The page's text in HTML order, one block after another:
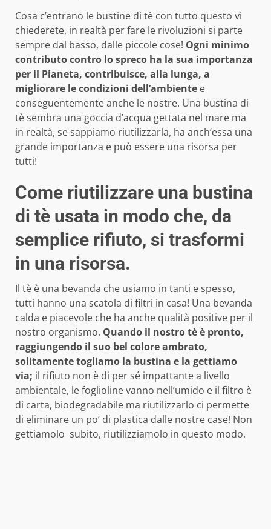
Cosa c’entrano le bustine di tè con tutto questo vi
chiederete, in realtà per fare le rivoluzioni si parte
sempre dal basso, dalle piccole cose! Ogni minimo
contributo contro lo spreco ha la sua importanza
per il Pianeta, contribuisce, alla lunga, a
migliorare le condizioni dell’ambiente e
conseguentemente anche le nostre. Una bustina di
tè sembra una goccia d’acqua gettata nel mare ma
in realtà, se sappiamo riutilizzarla, ha anch’essa una
grande importanza e può essere una risorsa per
tutti!
Come riutilizzare una bustina
di tè usata in modo che, da
semplice rifiuto, si trasformi
in una risorsa.
Il tè è una bevanda che usiamo in tanti e spesso,
tutti hanno una scatola di filtri in casa! Una bevanda
calda e piacevole che ha anche qualità positive per il
nostro organismo. Quando il nostro tè è pronto,
raggiungendo il suo bel colore ambrato,
solitamente togliamo la bustina e la gettiamo
via; il rifiuto non è di per sé impattante a livello
ambientale, le foglioline vanno nell’umido e il filtro è
di carta, biodegradabile ma riutilizzarlo ci permette
di eliminare un po’ di plastica dalle nostre case! Non
gettiamolo subito, riutilizziamolo in questo modo.